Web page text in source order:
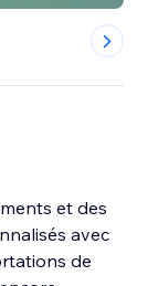
et des
avec
de